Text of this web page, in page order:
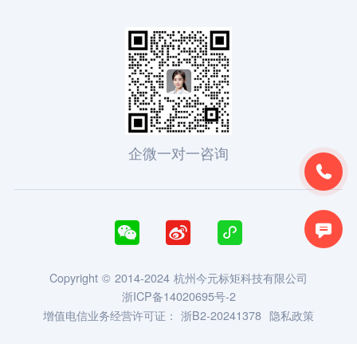


企微一对一咨询
  
Copyright © 2014-2024 杭州今元标矩科技有限公司
浙ICP备14020695号-2
增值电信业务经营许可证： 浙B2-20241378 隐私政策